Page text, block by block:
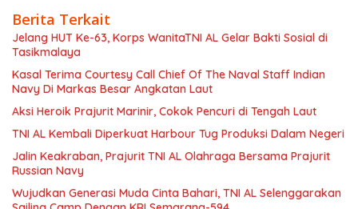
Berita Terkait
Jelang HUT Ke-63, Korps WanitaTNI AL Gelar Bakti Sosial di
Tasikmalaya
Kasal Terima Courtesy Call Chief Of The Naval Staff Indian
Navy Di Markas Besar Angkatan Laut
Aksi Heroik Prajurit Marinir, Cokok Pencuri di Tengah Laut
TNI AL Kembali Diperkuat Harbour Tug Produksi Dalam Negeri
Jalin Keakraban, Prajurit TNI AL Olahraga Bersama Prajurit
Russian Navy
Wujudkan Generasi Muda Cinta Bahari, TNI AL Selenggarakan